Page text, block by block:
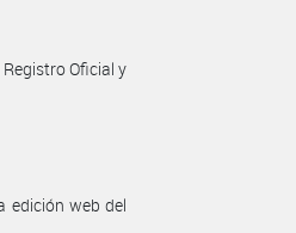
Oficial y
edición web del